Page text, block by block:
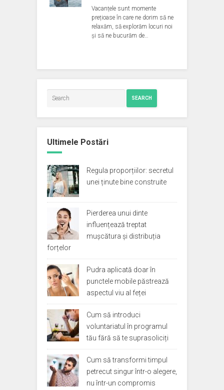
Vacanțele sunt momente
prețioase în care ne dorim să ne
relaxăm, să explorăm locuri noi
și să ne bucurăm de…
SEARCH
Ultimele Postări
Regula proporțiilor: secretul
unei ținute bine construite
Pierderea unui dinte
influențează treptat
mușcătura și distribuția
forțelor
Pudra aplicată doar în
punctele mobile păstrează
aspectul viu al feței
Cum să introduci
voluntariatul în programul
tău fără să te suprasoliciți
Cum să transformi timpul
petrecut singur într-o alegere,
nu într-un compromis